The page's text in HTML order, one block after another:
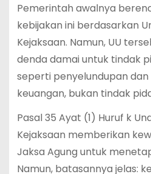
Pemerintah awalnya
kebijakan ini berdasarkan
Kejaksaan. Namun, UU
denda damai untuk tindak
seperti penyelundupan
keuangan, bukan tindak
Pasal 35 Ayat (1) Huruf k
Kejaksaan memberikan
Jaksa Agung untuk
Namun, batasannya jelas: